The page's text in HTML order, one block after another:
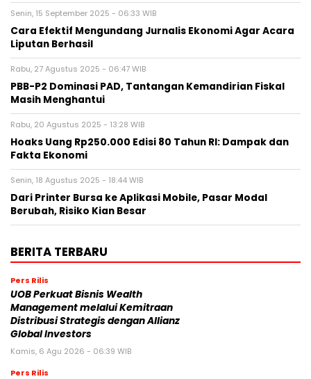
Senin, 15 September 2025 - 06:33 WIB
Cara Efektif Mengundang Jurnalis Ekonomi Agar Acara
Liputan Berhasil
Rabu, 27 Agustus 2025 - 06:47 WIB
PBB-P2 Dominasi PAD, Tantangan Kemandirian Fiskal
Masih Menghantui
Rabu, 20 Agustus 2025 - 13:28 WIB
Hoaks Uang Rp250.000 Edisi 80 Tahun RI: Dampak dan
Fakta Ekonomi
Senin, 18 Agustus 2025 - 18:44 WIB
Dari Printer Bursa ke Aplikasi Mobile, Pasar Modal
Berubah, Risiko Kian Besar
BERITA TERBARU
Pers Rilis
UOB Perkuat Bisnis Wealth
Management melalui Kemitraan
Distribusi Strategis dengan Allianz
Global Investors
Kamis, 6 Agu 2026 - 06:39 WIB
Pers Rilis